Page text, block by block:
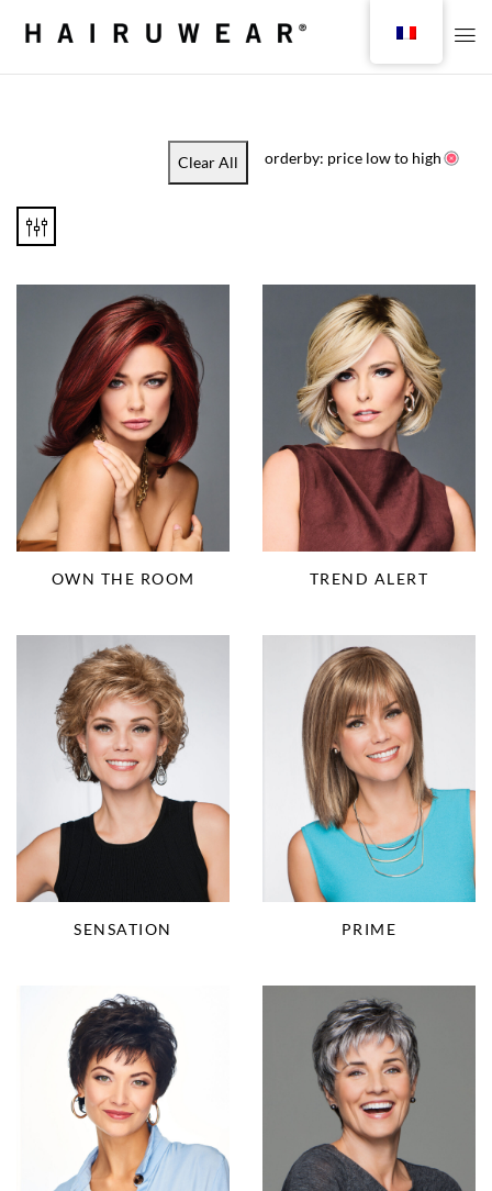
Clear All orderby: price low to high
OWN THE ROOM TREND ALERT
SENSATION PRIME